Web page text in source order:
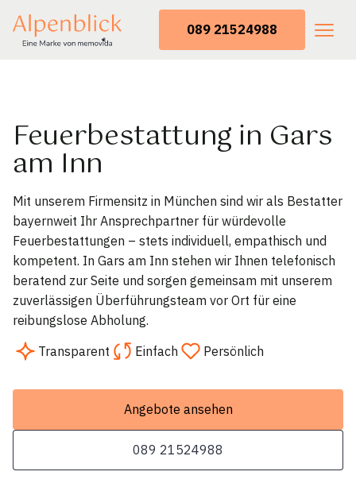
089 21524988
Feuerbestattung in Gars
am Inn
Mit unserem Firmensitz in München sind wir als Bestatter
bayernweit Ihr Ansprechpartner für würdevolle
Feuerbestattungen – stets individuell, empathisch und
kompetent. In Gars am Inn stehen wir Ihnen telefonisch
beratend zur Seite und sorgen gemeinsam mit unserem
zuverlässigen Überführungsteam vor Ort für eine
reibungslose Abholung.
Transparent
Einfach Persönlich
Angebote ansehen
089 21524988